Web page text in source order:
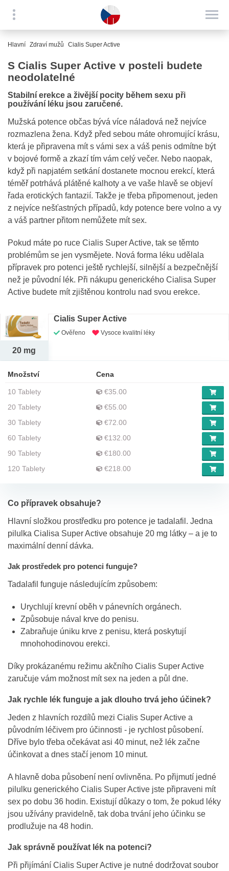
Hlavní Zdraví mužů Cialis Super Active
S Cialis Super Active v posteli budete
neodolatelné
Stabilní erekce a živější pocity během sexu při
používání léku jsou zaručené.
Mužská potence občas bývá více náladová než nejvíce
rozmazlena žena. Když před sebou máte ohromující krásu,
která je připravena mít s vámi sex a váš penis odmítne být
v bojové formě a zkazí tím vám celý večer. Nebo naopak,
když při napjatém setkání dostanete mocnou erekcí, která
téměř potrhává plátěné kalhoty a ve vaše hlavě se objeví
řada erotických fantazií. Takže je třeba připomenout, jeden
z nejvíce nešťastných případů, kdy potence bere volno a vy
a váš partner přitom nemůžete mít sex.
Pokud máte po ruce Cialis Super Active, tak se těmto
problémům se jen vysmějete. Nová forma léku udělala
přípravek pro potenci ještě rychlejší, silnější a bezpečnější
než je původní lék. Při nákupu generického Cialisa Super
Active budete mít zjištěnou kontrolu nad svou erekce.
Cialis Super Active
Ověřeno Vysoce kvalitní léky
20 mg
Množství Cena
10 Tablety
€35.00
20 Tablety
€55.00
30 Tablety
€72.00
60 Tablety
€132.00
90 Tablety
€180.00
120 Tablety
€218.00
Co přípravek obsahuje?
Hlavní složkou prostředku pro potence je tadalafil. Jedna
pilulka Cialisa Super Active obsahuje 20 mg látky – a je to
maximální denní dávka.
Jak prostředek pro potenci funguje?
Tadalafil funguje následujícím způsobem:
Urychlují krevní oběh v pánevních orgánech.
Způsobuje nával krve do penisu.
Zabraňuje úniku krve z penisu, která poskytují
mnohohodinovou erekci.
Díky prokázanému režimu akčního Cialis Super Active
zaručuje vám možnost mít sex na jeden a půl dne.
Jak rychle lék funguje a jak dlouho trvá jeho účinek?
Jeden z hlavních rozdílů mezi Cialis Super Active a
původním léčivem pro účinnosti - je rychlost působení.
Dříve bylo třeba očekávat asi 40 minut, než lék začne
účinkovat a dnes stačí jenom 10 minut.
A hlavně doba působení není ovlivněna. Po přijmutí jedné
pilulku generického Cialis Super Active jste připraveni mít
sex po dobu 36 hodin. Existují důkazy o tom, že pokud léky
jsou užívány pravidelně, tak doba trvání jeho účinku se
prodlužuje na 48 hodin.
Jak správně používat lék na potenci?
Při přijímání Cialis Super Active je nutné dodržovat soubor